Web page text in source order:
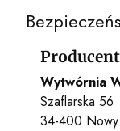
Producent
Wytwórnia
Szaflarska 56
34-400 Nowy